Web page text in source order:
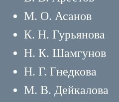
М. О. Асанов
К. Н. Гурьянова
Н. К. Шамгунов
Н. Г. Гнедкова
М. В. Дейкалова